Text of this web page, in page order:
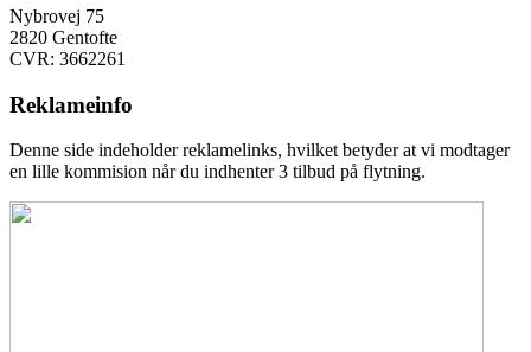
Nybrovej 75
2820 Gentofte
CVR: 3662261
Reklameinfo
Denne side indeholder reklamelinks, hvilket betyder at vi modtager
en lille kommision når du indhenter 3 tilbud på flytning.